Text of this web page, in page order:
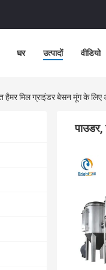
घर उत्पादों वीडियो
हैमर मिल ग्राइंडर बेसन मूंग के लिए